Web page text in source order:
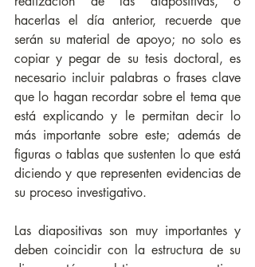
hacerlas el día anterior, recuerde que
serán su material de apoyo; no solo es
copiar y pegar de su tesis doctoral, es
necesario incluir palabras o frases clave
que lo hagan recordar sobre el tema que
está explicando y le permitan decir lo
más importante sobre este; además de
figuras o tablas que sustenten lo que está
diciendo y que representen evidencias de
su proceso investigativo.
Las diapositivas son muy importantes y
deben coincidir con la estructura de su